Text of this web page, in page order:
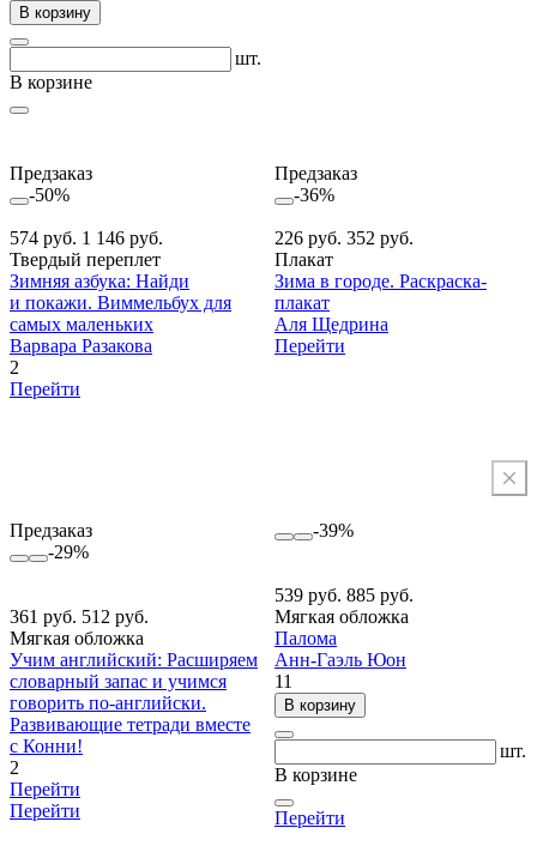
В корзину
шт.
В корзине
Предзаказ
-50%
574 руб. 1 146 руб.
Твердый переплет
Зимняя азбука: Найди
и покажи. Виммельбух для
самых маленьких
Варвара Разакова
2
Перейти
Предзаказ
-36%
226 руб. 352 руб.
Плакат
Зима в городе. Раскраска-
плакат
Аля Щедрина
Перейти
Предзаказ
-29%
361 руб. 512 руб.
Мягкая обложка
Учим английский: Расширяем
словарный запас и учимся
говорить по-английски.
Развивающие тетради вместе
с Конни!
2
Перейти
Перейти
-39%
539 руб. 885 руб.
Мягкая обложка
Палома
Анн-Гаэль Юон
11
В корзину
шт.
В корзине
Перейти